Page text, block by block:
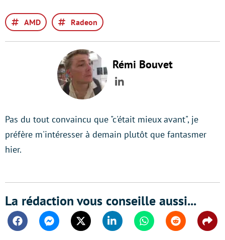
AMD Radeon
Rémi Bouvet
LinkedIn
Pas du tout convaincu que "c'était mieux avant", je
préfère m'intéresser à demain plutôt que fantasmer
hier.
La rédaction vous conseille aussi...
FacebookMessengerTwitter Linkedin WhatsappReddit